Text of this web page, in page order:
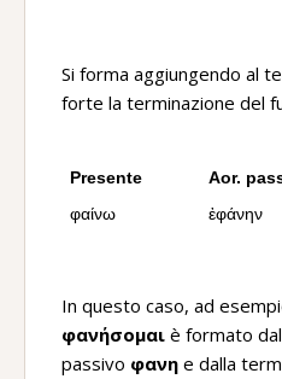
Si forma aggiungendo al
forte la terminazione del
Presente Aor.
φαίνω
ἐφάνην
In questo caso, ad
φανήσομαι è formato
passivo φανη e dalla